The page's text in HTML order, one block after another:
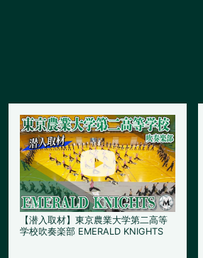
【潜入取材】東京農業大学第二高等
学校吹奏楽部 EMERALD KNIGHTS